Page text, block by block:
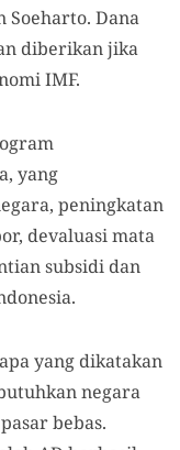
Dana
diberikan jika
IMF.
yang
peningkatan
devaluasi mata
subsidi dan
yang dikatakan
negara
bebas.